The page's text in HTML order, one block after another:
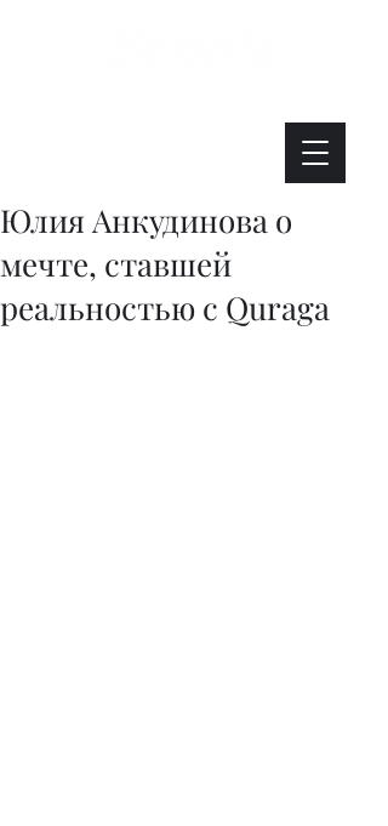
Юлия Анкудинова о
мечте, ставшей
реальностью с Quraga